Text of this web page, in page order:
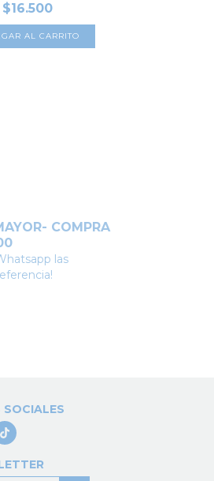
$16.500
AL CARRITO
COMPRA
las
SOCIALES